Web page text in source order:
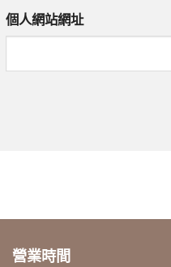
個人網站網址
營業時間